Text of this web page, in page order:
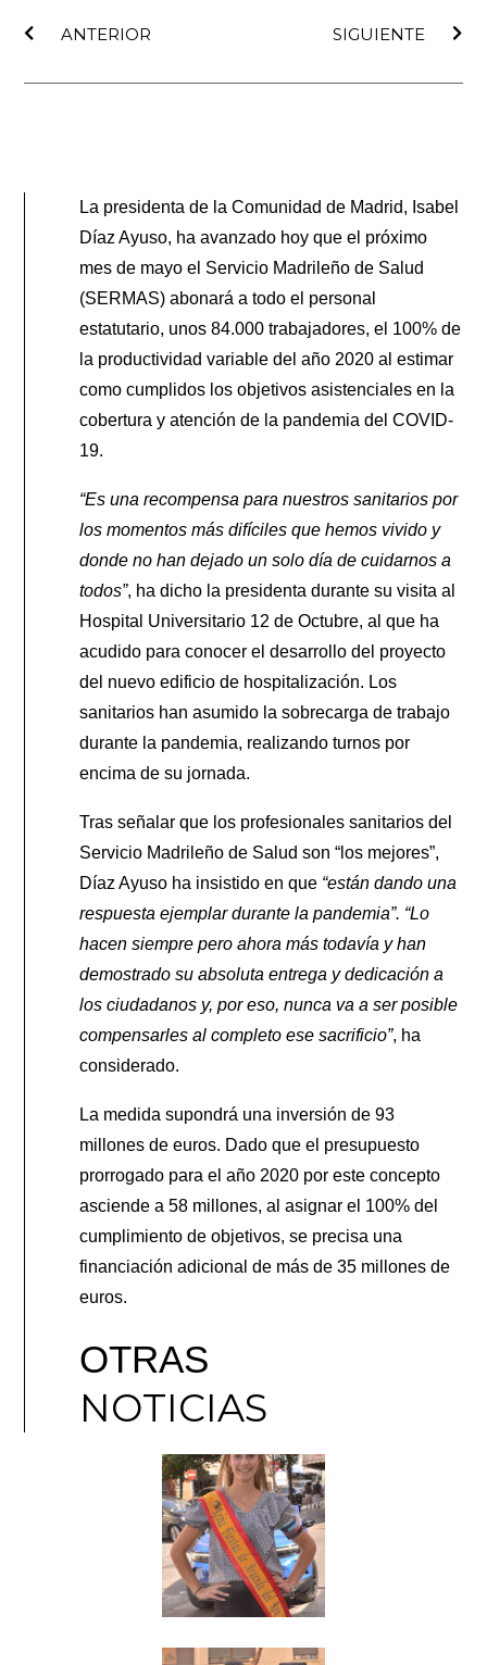
ANTERIOR
SIGUIENTE
La presidenta de la Comunidad de Madrid, Isabel
Díaz Ayuso, ha avanzado hoy que el próximo
mes de mayo el Servicio Madrileño de Salud
(SERMAS) abonará a todo el personal
estatutario, unos 84.000 trabajadores, el 100% de
la productividad variable del año 2020 al estimar
como cumplidos los objetivos asistenciales en la
cobertura y atención de la pandemia del COVID-
19.
“Es una recompensa para nuestros sanitarios por
los momentos más difíciles que hemos vivido y
donde no han dejado un solo día de cuidarnos a
todos”, ha dicho la presidenta durante su visita al
Hospital Universitario 12 de Octubre, al que ha
acudido para conocer el desarrollo del proyecto
del nuevo edificio de hospitalización. Los
sanitarios han asumido la sobrecarga de trabajo
durante la pandemia, realizando turnos por
encima de su jornada.
Tras señalar que los profesionales sanitarios del
Servicio Madrileño de Salud son “los mejores”,
Díaz Ayuso ha insistido en que “están dando una
respuesta ejemplar durante la pandemia”. “Lo
hacen siempre pero ahora más todavía y han
demostrado su absoluta entrega y dedicación a
los ciudadanos y, por eso, nunca va a ser posible
compensarles al completo ese sacrificio”, ha
considerado.
La medida supondrá una inversión de 93
millones de euros. Dado que el presupuesto
prorrogado para el año 2020 por este concepto
asciende a 58 millones, al asignar el 100% del
cumplimiento de objetivos, se precisa una
financiación adicional de más de 35 millones de
euros.
OTRAS
NOTICIAS